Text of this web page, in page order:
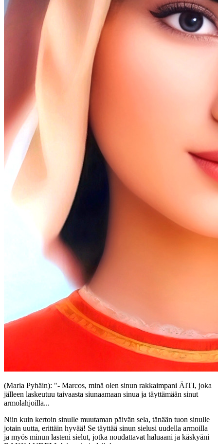
(Maria Pyhäin): "- Marcos, minä olen sinun rakkaimpani ÄITI, joka
jälleen laskeutuu taivaasta siunaamaan sinua ja täyttämään sinut
armolahjoilla...
Niin kuin kertoin sinulle muutaman päivän sela, tänään tuon sinulle
jotain uutta, erittäin hyvää! Se täyttää sinun sielusi uudella armoilla
ja myös minun lasteni sielut, jotka noudattavat haluaani ja käskyäni